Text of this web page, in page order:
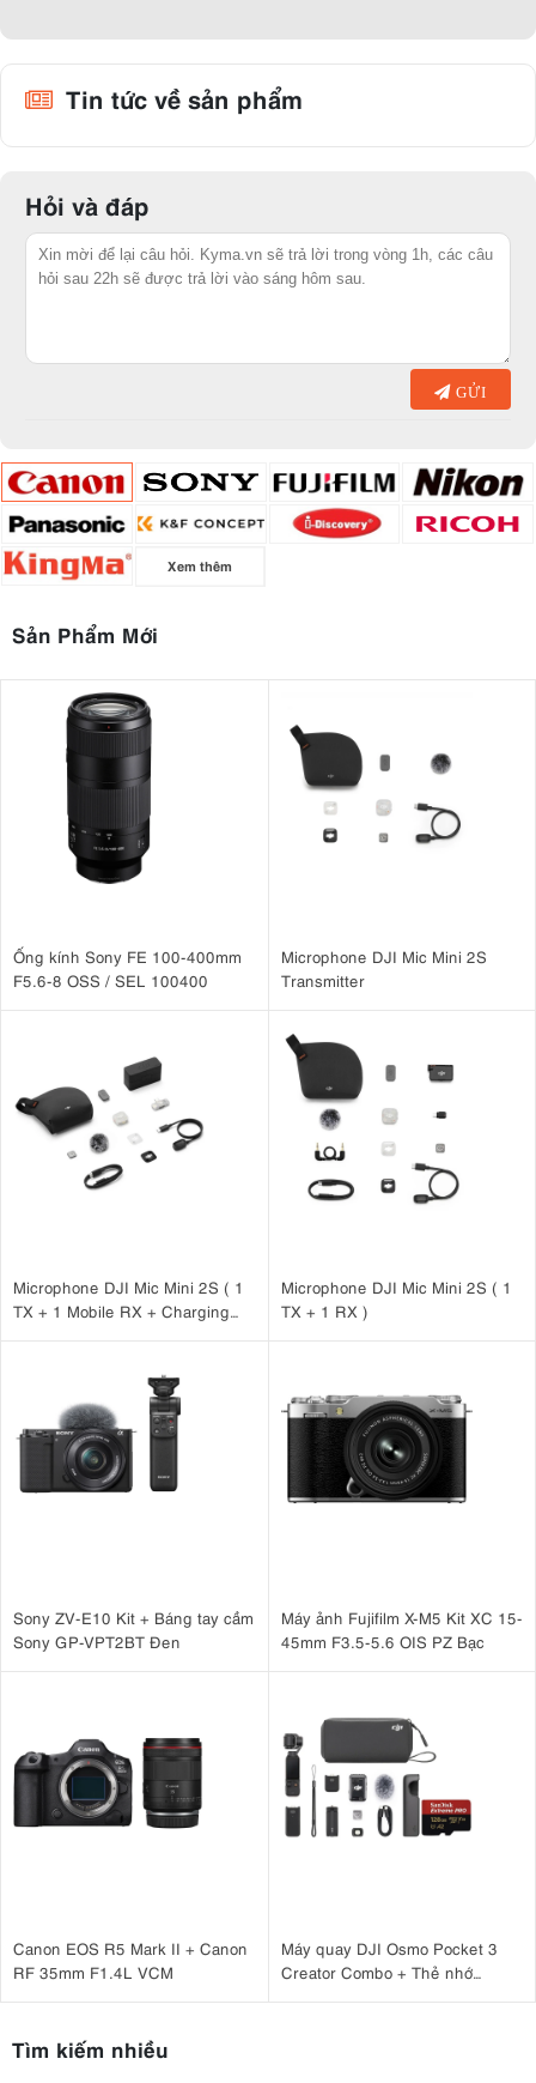
muốn quên. Đừng để thiếu pin trở thành trở ngại cho sự sáng tạo của
bạn - hãy đảm bảo bạn luôn sẵn sàng với sạc pin máy ảnh Canon
đáng tin cậy. Sạc pin máy ảnh Canon tại Kyma.vn được chọn lọc một
cách kỹ lưỡng, đảm bảo rằng bạn sẽ nhận được sản phẩm chất lượng
Tin tức về sản phẩm
Hỏi và đáp
GỬI
Xem thêm
Sản Phẩm Mới
Ống kính Sony FE 100-400mm
F5.6-8 OSS / SEL 100400
Microphone DJI Mic Mini 2S
Transmitter
Microphone DJI Mic Mini 2S ( 1
TX + 1 Mobile RX + Charging
Microphone DJI Mic Mini 2S ( 1
TX + 1 RX )
Sony ZV-E10 Kit + Báng tay cầm
Sony GP-VPT2BT Đen
Máy ảnh Fujifilm X-M5 Kit XC 15-
45mm F3.5-5.6 OIS PZ Bạc
Canon EOS R5 Mark II + Canon
RF 35mm F1.4L VCM
Máy quay DJI Osmo Pocket 3
Creator Combo + Thẻ nhớ
Tìm kiếm nhiều